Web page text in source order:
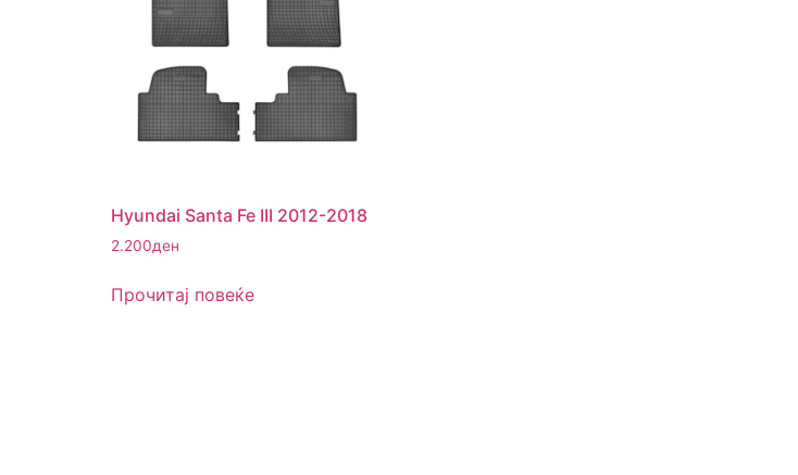
Hyundai Santa Fe III 2012-2018
2.200ден
Прочитај повеќе